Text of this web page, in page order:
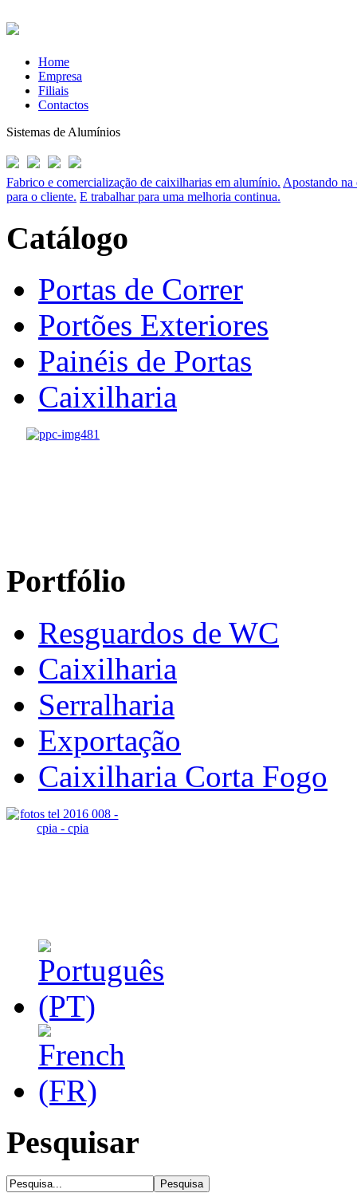
Home
Empresa
Filiais
Contactos
Sistemas de Alumínios
Fabrico e comercialização de caixilharias em alumínio. Apostando na
para o cliente. E trabalhar para uma melhoria continua.
Catálogo
Portas de Correr
Portões Exteriores
Painéis de Portas
Caixilharia
Portfólio
Resguardos de WC
Caixilharia
Serralharia
Exportação
Caixilharia Corta Fogo
Pesquisar